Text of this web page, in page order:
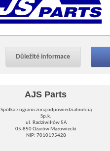
Důležité informace
AJS Parts
Spółka z ograniczoną odpowiedzialnością
Sp.k.
ul. Radziwiłłów 5A
05-850 Ożarów Mazowiecki
NIP: 7010195428